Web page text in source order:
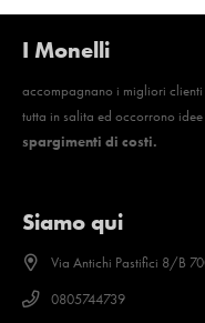
I Monelli
accompagnano i migliori clienti
tutta in salita ed occorrono
spargimenti di costi.
Siamo qui
Via Antichi Pastifici 8/B
0805744739